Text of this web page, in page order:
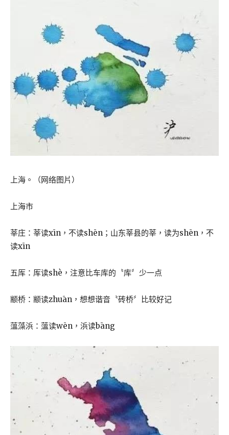
上海。（网络图片）
上海市
莘庄：莘读xīn，不读shēn；山东莘县的莘，读为shēn，不
读xīn
五厍：厍读shè，注意比车库的〝库〞少一点
颛桥：颛读zhuān，想想谐音〝砖桥〞比较好记
薀藻浜：薀读wēn，浜读bāng